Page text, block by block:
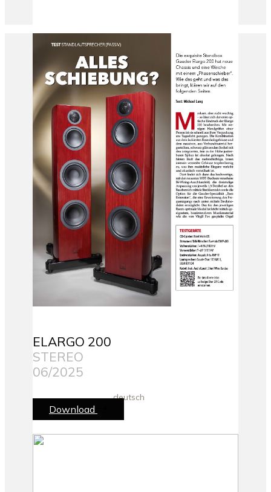
ELARGO 200
STEREO
06/2025
deutsch
Download